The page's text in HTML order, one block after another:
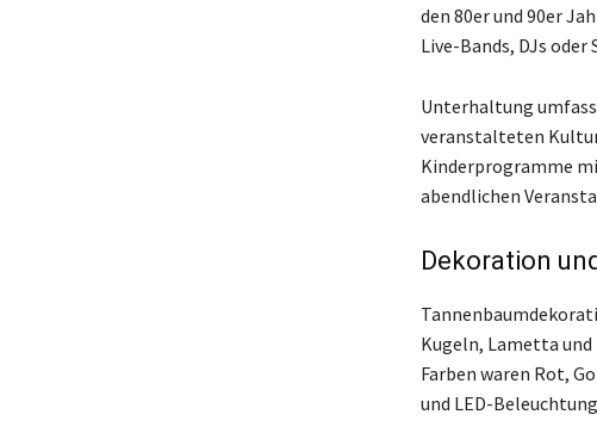
den 80er und 90er
Live-Bands, DJs
Unterhaltung
veranstalteten
Kinderprogramme
abendlichen
Dekoration
Kugeln, Lametta
Farben waren Rot,
und LED-